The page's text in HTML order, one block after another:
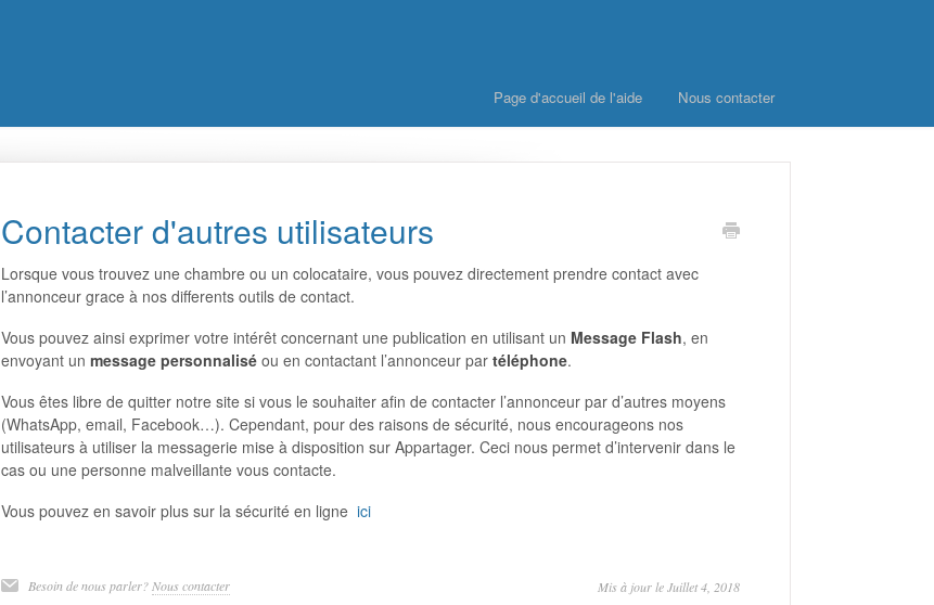
Page d'accueil de l'aide Nous contacter
Contacter d'autres utilisateurs
Lorsque vous trouvez une chambre ou un colocataire, vous pouvez directement prendre contact avec
l’annonceur grace à nos differents outils de contact.
Vous pouvez ainsi exprimer votre intérêt concernant une publication en utilisant un Message Flash, en
envoyant un message personnaliséou en contactant l’annonceur par téléphone.
Vous êtes libre de quitter notre site si vous le souhaiter afin de contacter l’annonceur par d’autres moyens
(WhatsApp, email, Facebook…). Cependant, pour des raisons de sécurité, nous encourageons nos
utilisateurs à utiliser la messagerie mise à disposition sur Appartager. Ceci nous permet d’intervenir dans le
cas ou une personne malveillante vous contacte.
Vous pouvez en savoir plus sur la sécurité en ligne ici
Besoin de nous parler? Nous contacter Mis à jour le Juillet 4, 2018